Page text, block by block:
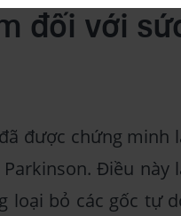
đối với
được chứng minh
Điều này
loại bỏ các gốc tự